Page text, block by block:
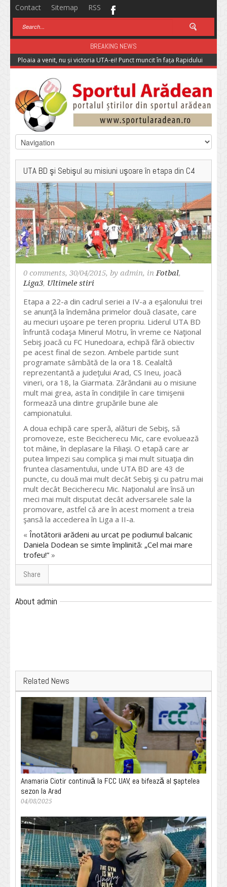
Contact Sitemap RSS
BREAKING NEWS
Ploaia a venit, nu și victoria UTA-ei! Punct muncit în fața Rapidului
UTA BD şi Sebişul au misiuni uşoare în etapa din C4
0 comments, 30/04/2015, by admin, inFotbal,
Liga3, Ultimele stiri
Etapa a 22-a din cadrul seriei a IV-a a eşalonului trei
se anunţă la îndemâna primelor două clasate, care
au meciuri uşoare pe teren propriu. Liderul UTA BD
înfruntă codaşa Minerul Motru, în vreme ce Naţional
Sebiş joacă cu FC Hunedoara, echipă fără obiectiv
pe acest final de sezon. Ambele partide sunt
programate sâmbătă de la ora 18. Cealaltă
reprezentantă a judeţului Arad, CS Ineu, joacă
vineri, ora 18, la Giarmata. Zărăndanii au o misiune
mult mai grea, asta în condiţiile în care timişenii
formează una dintre grupările bune ale
campionatului.
A doua echipă care speră, alături de Sebiş, să
promoveze, este Becicherecu Mic, care evoluează
tot mâine, în deplasare la Filiaşi. O etapă care ar
putea limpezi sau complica şi mai mult situaţia din
fruntea clasamentului, unde UTA BD are 43 de
puncte, cu două mai mult decât Sebiş şi cu patru mai
mult decât Becicherecu Mic. Naţionalul are însă un
meci mai mult disputat decât adversarele sale la
promovare, astfel că are în acest moment a treia
şansă la accederea în Liga a II-a.
« Înotătorii arădeni au urcat pe podiumul balcanic
Daniela Dodean se simte împlinită: „Cel mai mare
trofeu!” »
Share
About admin
Related News
Anamaria Ciotir continuă la FCC UAV, ea bifează al șaptelea
sezon la Arad
04/08/2025